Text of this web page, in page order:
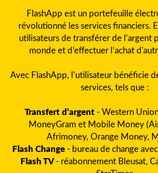
FlashApp est un portefeuille
révolutionné les services financiers.
utilisateurs de transférer de l’argent
monde et d’effectuer l’achat
Avec FlashApp, l’utilisateur bénéficie
services, tels que :
Transfert d’argent - Western
MoneyGram et Mobile Money
Afrimoney, Orange Money,
Flash Change - bureau de change
Flash TV- réabonnement Bleusat,